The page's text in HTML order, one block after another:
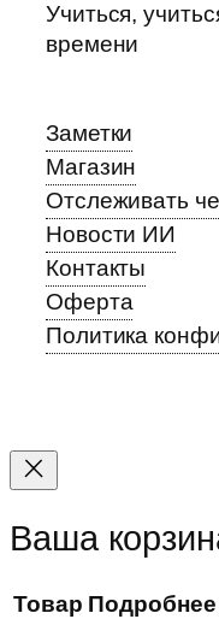
Учиться,
времени
Заметки
Магазин
Отслеживать
Новости ИИ
Контакты
Оферта
Политика
Прокрутка
вверх
Ваша
Товар Подробнее